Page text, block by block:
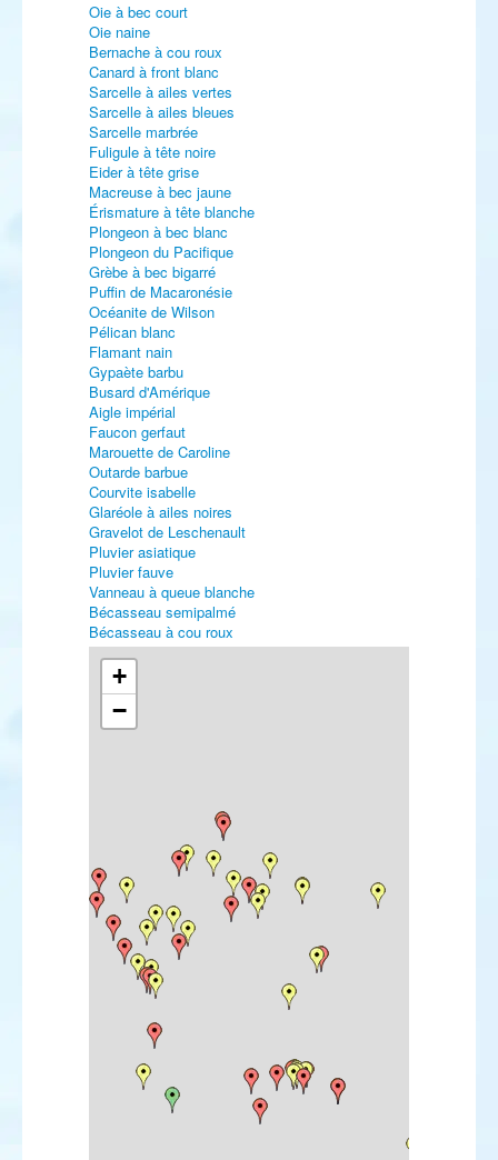
Oie à bec court
Oie naine
Bernache à cou roux
Canard à front blanc
Sarcelle à ailes vertes
Sarcelle à ailes bleues
Sarcelle marbrée
Fuligule à tête noire
Eider à tête grise
Macreuse à bec jaune
Érismature à tête blanche
Plongeon à bec blanc
Plongeon du Pacifique
Grèbe à bec bigarré
Puffin de Macaronésie
Océanite de Wilson
Pélican blanc
Flamant nain
Gypaète barbu
Busard d'Amérique
Aigle impérial
Faucon gerfaut
Marouette de Caroline
Outarde barbue
Courvite isabelle
Glaréole à ailes noires
Gravelot de Leschenault
Pluvier asiatique
Pluvier fauve
Vanneau à queue blanche
Bécasseau semipalmé
Bécasseau à cou roux
Bécasseau de Bonaparte
Bécasseau à queue pointue
Bécasseau à échasses
Bécassin à bec court
Bartramie des champs
Mouette de Franklin
Mouette de Bonaparte
Mouette de Ross
Mouette blanche
Goéland ichthyaète
Sterne bridée
Sterne (royale) africaine
Sterne de Forster
Tourterelle orientale
Harfang des neiges
Martin-pêcheur d'Amérique
Pipit de Godlewski
Pipit à dos olive
Pipit farlousane
Bergeronnette orientale
+
−